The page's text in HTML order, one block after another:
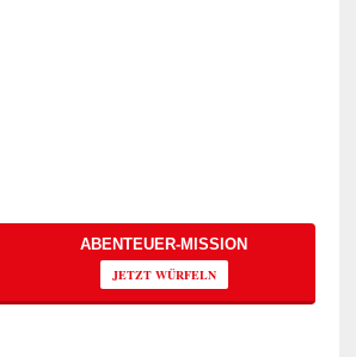
ABENTEUER-MISSION
JETZT WÜRFELN